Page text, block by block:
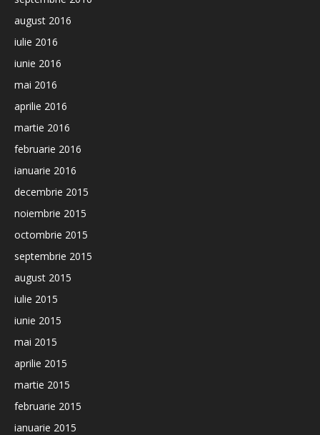
august 2016
iulie 2016
iunie 2016
mai 2016
aprilie 2016
martie 2016
februarie 2016
ianuarie 2016
decembrie 2015
noiembrie 2015
octombrie 2015
septembrie 2015
august 2015
iulie 2015
iunie 2015
mai 2015
aprilie 2015
martie 2015
februarie 2015
ianuarie 2015